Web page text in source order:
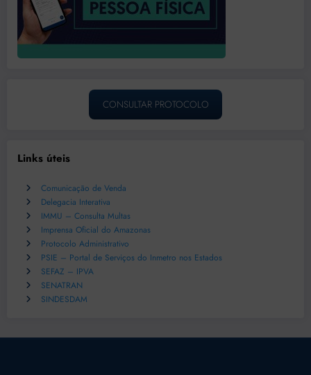
CONSULTAR PROTOCOLO
Links úteis
Comunicação de Venda
Delegacia Interativa
IMMU – Consulta Multas
Imprensa Oficial do Amazonas
Protocolo Administrativo
PSIE – Portal de Serviços do Inmetro nos Estados
SEFAZ – IPVA
SENATRAN
SINDESDAM